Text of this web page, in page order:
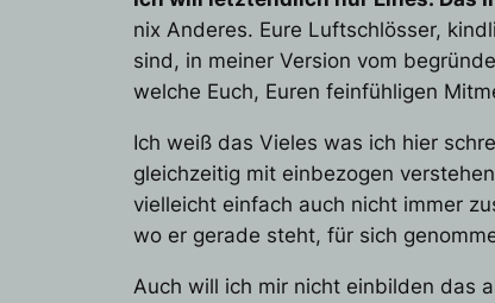
nix Anderes. Eure Luftschlösser,
sind, in meiner Version vom
welche Euch, Euren feinfühligen
Ich weiß das Vieles was ich hier
gleichzeitig mit einbezogen
vielleicht einfach auch nicht immer
wo er gerade steht, für sich
Auch will ich mir nicht einbilden das